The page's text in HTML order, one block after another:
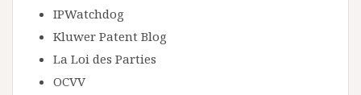
IPWatchdog
Kluwer Patent Blog
La Loi des Parties
OCVV